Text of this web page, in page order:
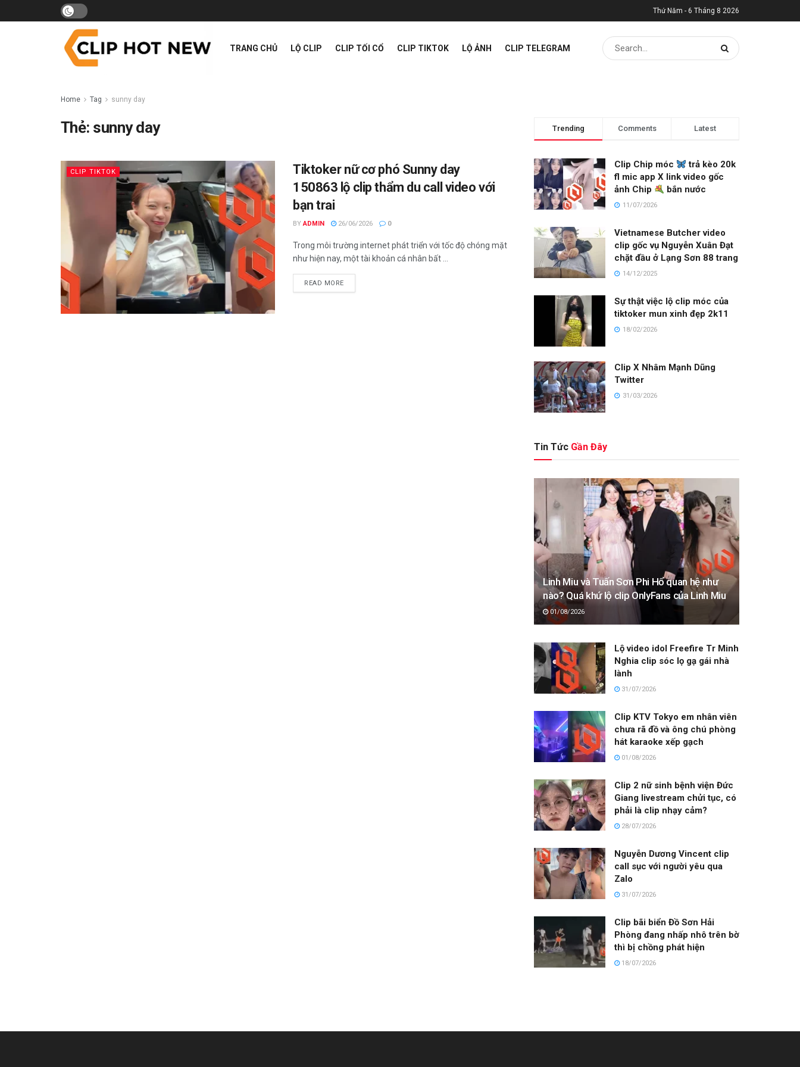
Thứ Năm - 6 Tháng 8 2026
TRANG CHỦ LỘ CLIP CLIP TỐI CỔ CLIP TIKTOK LỘ ẢNH CLIP TELEGRAM
Home Tag sunny day
Thẻ: sunny day
CLIP TIKTOK
Tiktoker nữ cơ phó Sunny day
150863 lộ clip thẩm du call video với
bạn trai
BY ADMIN 26/06/2026 0
Trong môi trường internet phát triển với tốc độ chóng mặt
như hiện nay, một tài khoản cá nhân bất ...
READ MORE
Trending Comments Latest
Clip Chip móc
trả kèo 20k
fl mic app X link video gốc
ảnh Chip
bắn nước
11/07/2026
Vietnamese Butcher video
clip gốc vụ Nguyễn Xuân Đạt
chặt đầu ở Lạng Sơn 88 trang
14/12/2025
Sự thật việc lộ clip móc của
tiktoker mun xinh đẹp 2k11
18/02/2026
Clip X Nhâm Mạnh Dũng
Twitter
31/03/2026
Tin Tức Gần Đây
Linh Miu và Tuấn Sơn Phi Hổ quan hệ như
nào? Quá khứ lộ clip OnlyFans của Linh Miu
01/08/2026
Lộ video idol Freefire Tr Minh
Nghia clip sóc lọ gạ gái nhà
lành
31/07/2026
Clip KTV Tokyo em nhân viên
chưa rã đồ và ông chú phòng
hát karaoke xếp gạch
01/08/2026
Clip 2 nữ sinh bệnh viện Đức
Giang livestream chửi tục, có
phải là clip nhạy cảm?
28/07/2026
Nguyễn Dương Vincent clip
call sục với người yêu qua
Zalo
31/07/2026
Clip bãi biển Đồ Sơn Hải
Phòng đang nhấp nhô trên bờ
thì bị chồng phát hiện
18/07/2026